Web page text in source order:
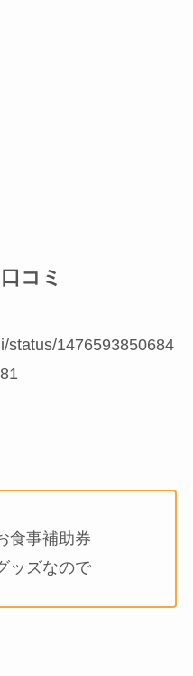
コミ
status/1476593850684
食事補助券
ッズなので